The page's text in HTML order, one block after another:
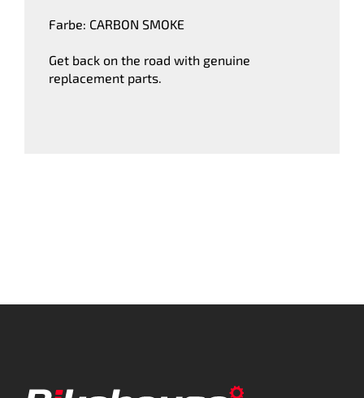
Farbe: CARBON SMOKE
Get back on the road with genuine
replacement parts.